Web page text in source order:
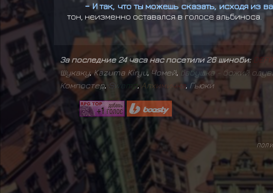
– И так, что ты можешь сказать, исходя из
тон, неизменно оставался в голосе альбиноса.
За последние 24 часа нас посетили 26 шиноби: D EFI
Шукаку,Kazuma Kiryu, Чомей, Бабушка - божий одув
Компостер, Sw a mp,Алхим ичка, Гьюки